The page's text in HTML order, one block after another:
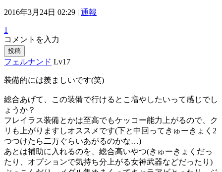
2016年3月24日 02:29 | 通報
1
コメントを入力
投稿
フェルナンド Lv17
装備的には羨ましいです(笑)
総合あげて、この装備で行けるとこ増やしたいって感じでし
ょうか？
フレイラス装備とかは至高でもケッコー能力上がるので、ク
リも上がりますしオススメです(下と中回ってきゅーきょく2
つつけたら二万ぐらいあがるのかな…)
あとは補助に入れるのを、総合高いやつ(きゅーきょくだっ
たり、オプションで気持ち分上がる女神武器などだったり)